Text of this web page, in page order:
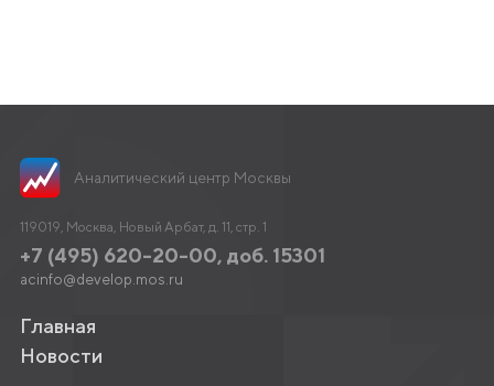
Аналитический центр Москвы
119019, Москва, Новый Арбат, д. 11, стр. 1
+7 (495) 620-20-00, доб. 15301
acinfo@develop.mos.ru
Главная
Новости